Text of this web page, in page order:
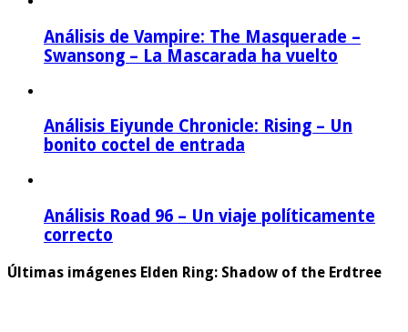
Análisis de Vampire: The Masquerade –
Swansong – La Mascarada ha vuelto
Análisis Eiyunde Chronicle: Rising – Un
bonito coctel de entrada
Análisis Road 96 – Un viaje políticamente
correcto
Últimas imágenes Elden Ring: Shadow of the Erdtree